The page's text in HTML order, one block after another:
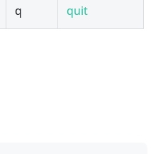
q quit